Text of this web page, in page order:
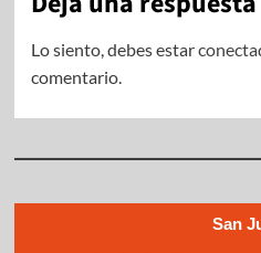
Lo siento, debes estar
comentario.
San